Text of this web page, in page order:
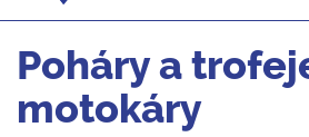
Poháry a
motokáry